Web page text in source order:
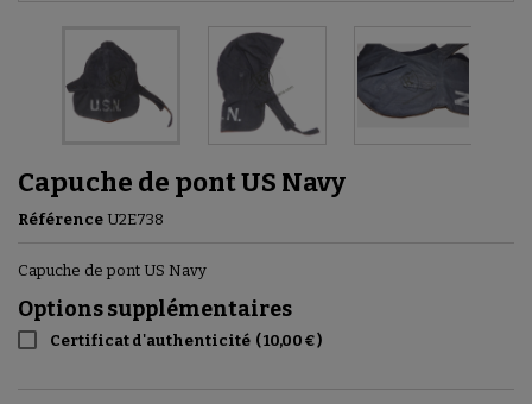
Capuche de pont US Navy
Référence U2E738
Capuche de pont US Navy
Options supplémentaires
Certificat d'authenticité ( 10,00 €)